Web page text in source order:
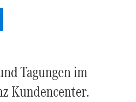
-
Tagungen im
Kundencenter.